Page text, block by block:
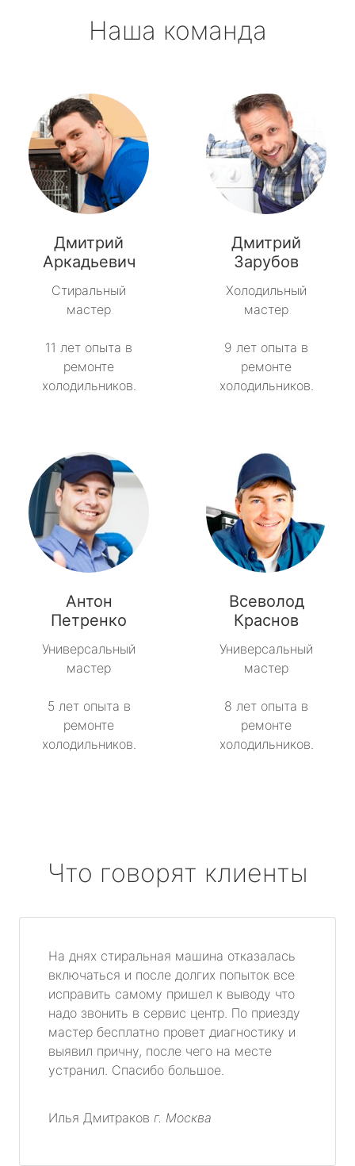
Наша команда
Дмитрий
Аркадьевич
Стиральный
мастер
11 лет опыта в
ремонте
холодильников.
Дмитрий
Зарубов
Холодильный
мастер
9 лет опыта в
ремонте
холодильников.
Антон
Петренко
Универсальный
мастер
5 лет опыта в
ремонте
холодильников.
Всеволод
Краснов
Универсальный
мастер
8 лет опыта в
ремонте
холодильников.
Что говорят клиенты
На днях стиральная машина отказалась
включаться и после долгих попыток все
исправить самому пришел к выводу что
надо звонить в сервис центр. По приезду
мастер бесплатно провет диагностику и
выявил причну, после чего на месте
устранил. Спасибо большое.
Илья Дмитраков г. Москва